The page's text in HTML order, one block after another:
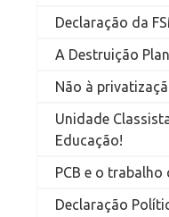
Declaração da
A Destruição
Não à
Unidade
Educação!
PCB e o
Declaração